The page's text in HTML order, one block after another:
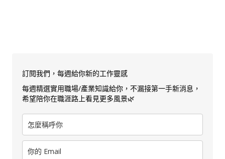
訂閱我們，每週給你新的工作靈感
每週精選實用職場/產業知識給你，不漏接第一手新消息，
希望陪你在職涯路上看見更多風景🌿